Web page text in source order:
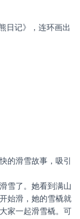
日记》，连环画出
滑雪故事，吸引
雪了。她看到满山
始滑，她的雪橇就
家一起滑雪橇。可